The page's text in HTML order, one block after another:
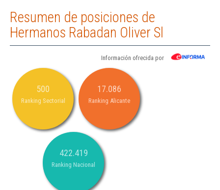
Resumen de posiciones de
Hermanos Rabadan Oliver Sl
Información ofrecida por
500
Ranking Sectorial
17.086
Ranking Alicante
422.419
Ranking Nacional